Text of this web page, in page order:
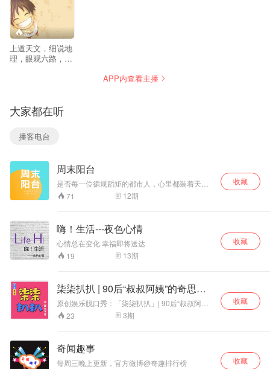
57
上道天文，细说地
理，眼观六路，耳
则。 每天一期，让
您快乐听新闻。
APP内查看主播
大家都在听
播客电台
周末阳台
是否每一位循规蹈矩的都市人，心里都装着天马
行空的人生幻想？ 《周末阳台》用温柔而有趣的
方式，帮助奔波劳碌的你进入乌托邦，带你发现
台》是一档杂谈类都市播客，由阿卷、辣辣、味
美思、Jennifer四位主播分享成长中的爆笑瞬间，
探讨漫漫人生的是非观，科普然并卵的冷知识。
和你一起聊烟火人间寻常事，展忙里偷闲开心
颜。 不慌不忙，眼里有光。
71 12期
收藏
嗨！生活---夜色心情
心情总在变化 幸福即将送达
19
13期
收藏
柒柒扒扒 | 90后“叔叔阿姨”的奇思妙
想
原创娱乐脱口秀：「柒柒扒扒」| 90后“叔叔阿
姨”的奇思妙想！ 每周更新，说说心事，聊聊年轻
新鲜的话题，既是闲暇时光的“开心果”，又是迷茫
机」「7788-电影时光机」等，针对音乐，影视定
期会有特别节目上线，是90后“叔叔阿姨”茶余饭
后，“必须必备以及必不可少之法宝”。
23 3期
收藏
奇闻趣事
每周三晚上更新，官方微博@奇趣排行榜
收藏